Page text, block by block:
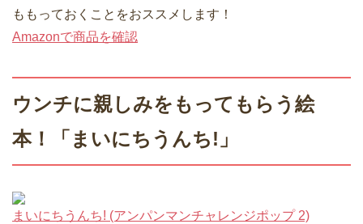
ももっておくことをおススメします！
Amazonで商品を確認
ウンチに親しみをもってもらう絵
本！「まいにちうんち!」
まいにちうんち! (アンパンマンチャレンジポップ 2)